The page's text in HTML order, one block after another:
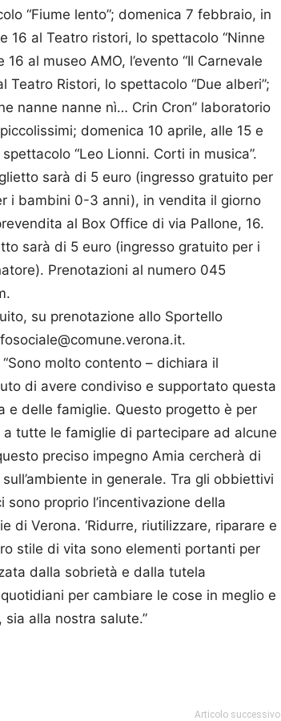
“Fiume lento”; domenica 7 febbraio, in
16 al Teatro ristori, lo spettacolo “Ninne
al museo AMO, l’evento “Il Carnevale
Teatro Ristori, lo spettacolo “Due alberi”;
nanne nanne nì… Crin Cron” laboratorio
domenica 10 aprile, alle 15 e
“Leo Lionni. Corti in musica”.
sarà di 5 euro (ingresso gratuito per
i bambini 0-3 anni), in vendita il giorno
al Box Office di via Pallone, 16.
sarà di 5 euro (ingresso gratuito per i
Prenotazioni al numero 045
su prenotazione allo Sportello
molto contento – dichiara il
di avere condiviso e supportato questa
e delle famiglie. Questo progetto è per
tutte le famiglie di partecipare ad alcune
preciso impegno Amia cercherà di
in generale. Tra gli obbiettivi
proprio l’incentivazione della
Verona. ‘Ridurre, riutilizzare, riparare e
stile di vita sono elementi portanti per
dalla sobrietà e dalla tutela
per cambiare le cose in meglio e
alla nostra salute.”
Articolo successivo